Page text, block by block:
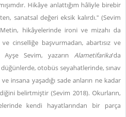
Hikâye anlattığım hâliyle birebir
sanatsal değeri eksik kalırdı." (Sevim
hikâyelerinde ironi ve mizahı da
cinselliğe başvurmadan, abartısız ve
Ayşe Sevim, yazarın Alametifarika'da
otobüs seyahatlerinde, sınav
insana yaşadığı sade anların ne kadar
belirtmiştir (Sevim 2018). Okurların,
kendi hayatlarından bir parça